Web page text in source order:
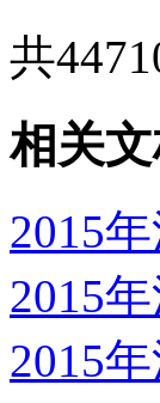
共
相关
2015
2015
2015